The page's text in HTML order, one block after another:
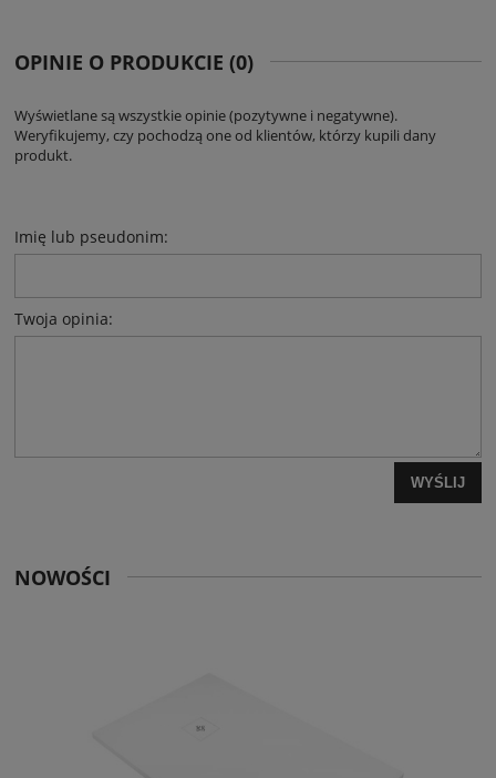
OPINIE O PRODUKCIE (0)
Wyświetlane są wszystkie opinie (pozytywne i negatywne).
Weryfikujemy, czy pochodzą one od klientów, którzy kupili dany
produkt.
Imię lub pseudonim:
Twoja opinia:
WYŚLIJ
NOWOŚCI